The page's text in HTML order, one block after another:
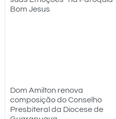
Bom Jesus
Dom Amilton renova
composição do Conselho
Presbiteral da Diocese de